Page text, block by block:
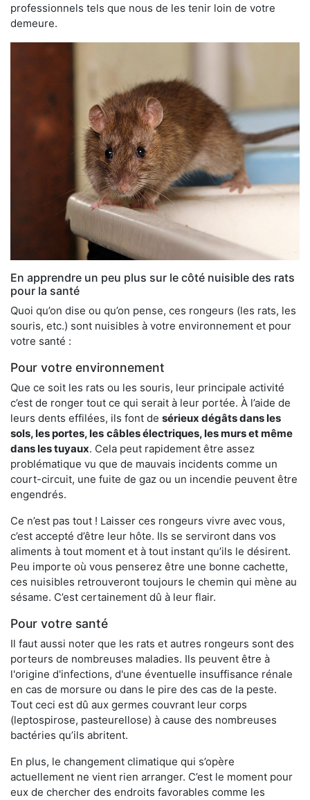
professionnels tels que nous de les tenir loin de votre
demeure.
En apprendre un peu plus sur le côté nuisible des rats
pour la santé
Quoi qu’on dise ou qu’on pense, ces rongeurs (les rats, les
souris, etc.) sont nuisibles à votre environnement et pour
votre santé :
Pour votre environnement
Que ce soit les rats ou les souris, leur principale activité
c’est de ronger tout ce qui serait à leur portée. À l’aide de
leurs dents effilées, ils font de sérieux dégâts dans les
sols, les portes, les câbles électriques, les murs et même
dans les tuyaux. Cela peut rapidement être assez
problématique vu que de mauvais incidents comme un
court-circuit, une fuite de gaz ou un incendie peuvent être
engendrés.
Ce n’est pas tout ! Laisser ces rongeurs vivre avec vous,
c’est accepté d’être leur hôte. Ils se serviront dans vos
aliments à tout moment et à tout instant qu’ils le désirent.
Peu importe où vous penserez être une bonne cachette,
ces nuisibles retrouveront toujours le chemin qui mène au
sésame. C’est certainement dû à leur flair.
Pour votre santé
Il faut aussi noter que les rats et autres rongeurs sont des
porteurs de nombreuses maladies. Ils peuvent être à
l'origine d'infections, d'une éventuelle insuffisance rénale
en cas de morsure ou dans le pire des cas de la peste.
Tout ceci est dû aux germes couvrant leur corps
(leptospirose, pasteurellose) à cause des nombreuses
bactéries qu’ils abritent.
En plus, le changement climatique qui s’opère
actuellement ne vient rien arranger. C’est le moment pour
eux de chercher des endroits favorables comme les